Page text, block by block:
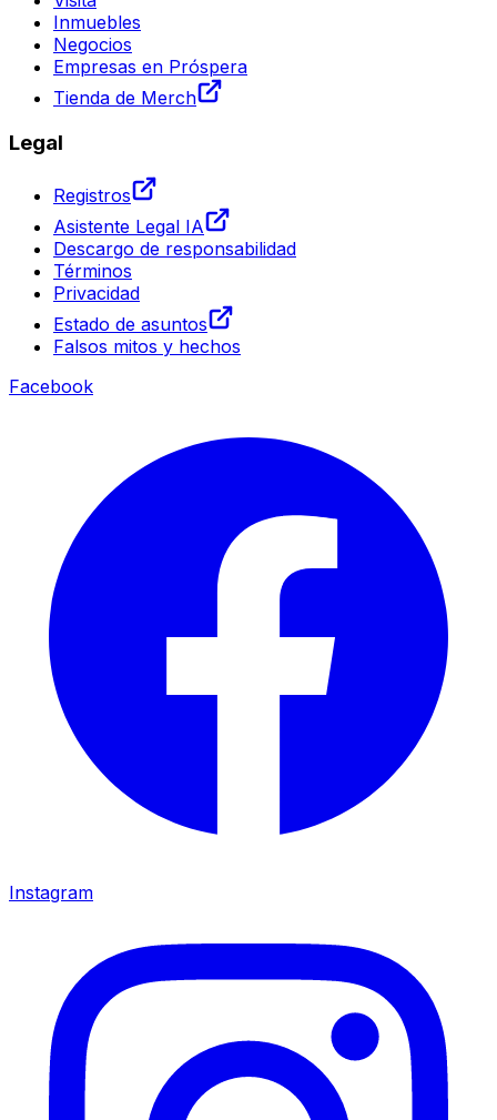
Inmuebles
Negocios
Empresas en Próspera
Tienda de Merch
Legal
Registros
Asistente Legal IA
Descargo de responsabilidad
Términos
Privacidad
Estado de asuntos
Falsos mitos y hechos
Facebook
Instagram